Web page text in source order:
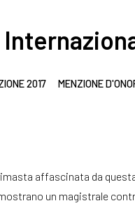
2017 MENZIONE
affascinata da
un magistrale